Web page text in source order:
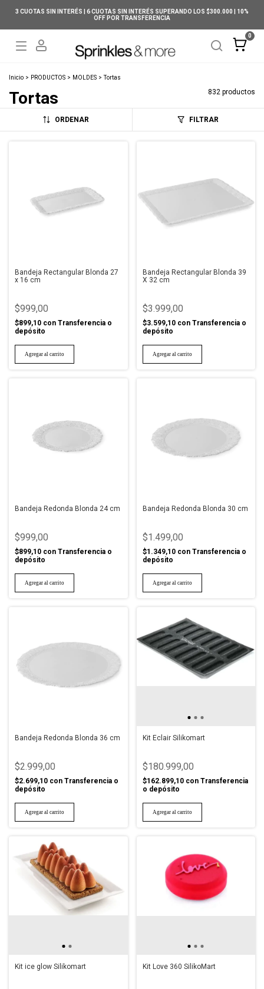
3 CUOTAS SIN INTERÉS | 6 CUOTAS SIN INTERÉS SUPERANDO LOS $300.000 | 10%
OFF POR TRANSFERENCIA
0
Inicio > PRODUCTOS > MOLDES > Tortas
Tortas 832 productos
ORDENAR FILTRAR
Bandeja Rectangular Blonda 27
x 16 cm
$999,00
$899,10 con Transferencia o
depósito
Bandeja Rectangular Blonda 39
X 32 cm
$3.999,00
$3.599,10 con Transferencia o
depósito
Bandeja Redonda Blonda 24 cm
$999,00
$899,10 con Transferencia o
depósito
Bandeja Redonda Blonda 30 cm
$1.499,00
$1.349,10 con Transferencia o
depósito
Bandeja Redonda Blonda 36 cm
$2.999,00
$2.699,10 con Transferencia o
depósito
Kit Eclair Silikomart
$180.999,00
$162.899,10 con Transferencia
o depósito
Kit ice glow Silikomart Kit Love 360 SilikoMart